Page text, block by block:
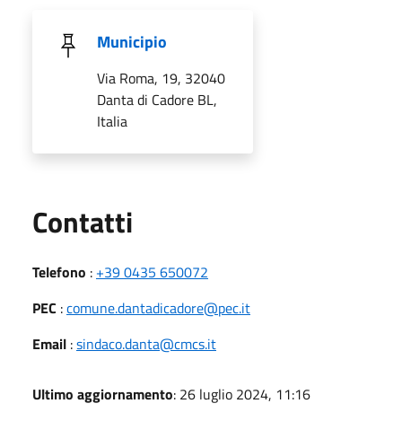
Municipio
Via Roma, 19, 32040
Danta di Cadore BL,
Italia
Contatti
Telefono : +39 0435 650072
PEC :comune.dantadicadore@pec.it
Email :sindaco.danta@cmcs.it
Ultimo aggiornamento: 26 luglio 2024, 11:16